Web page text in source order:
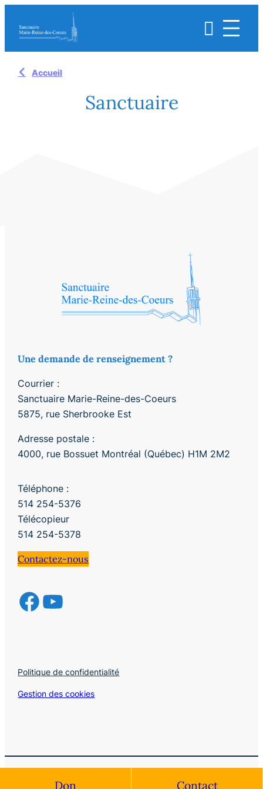
contenu
Don Contact

Accueil
Sanctuaire
Une demande de renseignement ?
Courrier :
Sanctuaire Marie-Reine-des-Coeurs
5875, rue Sherbrooke Est
Adresse postale :
4000, rue Bossuet Montréal (Québec) H1M 2M2
Téléphone :
514 254-5376
Télécopieur
514 254-5378
Contactez-nous
Politique de confidentialité
Gestion des cookies